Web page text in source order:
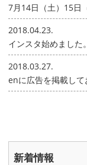
7月14日（土）15日
2018.04.23.
インスタ始めました。
2018.03.27.
enに広告を掲載して
新着情報